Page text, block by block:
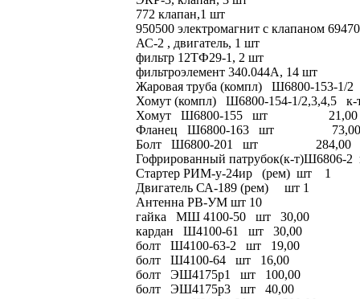
772 клапан,1 шт
950500 электромагнит с клапаном
АС-2 , двигатель, 1 шт
фильтр 12ТФ29-1, 2 шт
фильтроэлемент 340.044А, 14 шт
Жаровая труба (компл) Ш6800-153-1/
Хомут (компл) Ш6800-154-1/2,3,4,5
Хомут Ш6800-155 шт 21,00
Фланец Ш6800-163 шт 73,00
Болт Ш6800-201 шт 284,00
Гофрированный патрубок(к-
Стартер РИМ-у-24ир (рем) шт 1
Двигатель СА-189 (рем) шт 1
Антенна РВ-УМ шт 10
гайка МШ 4100-50 шт 30,00
кардан Ш4100-61 шт 30,00
болт Ш4100-63-2 шт 19,00
болт Ш4100-64 шт 16,00
болт ЭШ4175р1 шт 100,00
болт ЭШ4175р3 шт 40,00